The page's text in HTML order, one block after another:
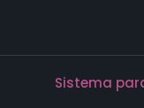
Sistema